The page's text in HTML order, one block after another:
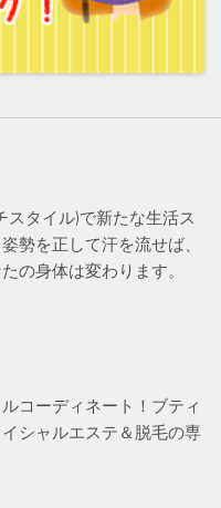
スタイル)で新たな生活ス
勢を正して汗を流せば、
の身体は変わります。
コーディネート！ブティ
シャルエステ＆脱毛の専